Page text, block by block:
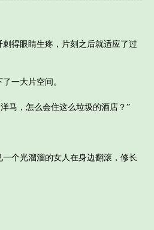
得眼睛生疼，片刻之后就适应了过
一大片空间。
马，怎么会住这么垃圾的酒店？”
个光溜溜的女人在身边翻滚，修长